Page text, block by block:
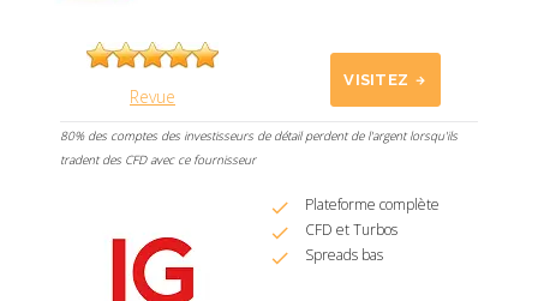
Revue
VISITEZ
80% des comptes des investisseurs de détail perdent de l'argent lorsqu'ils
tradent des CFD avec ce fournisseur
Plateforme complète
CFD et Turbos
Spreads bas